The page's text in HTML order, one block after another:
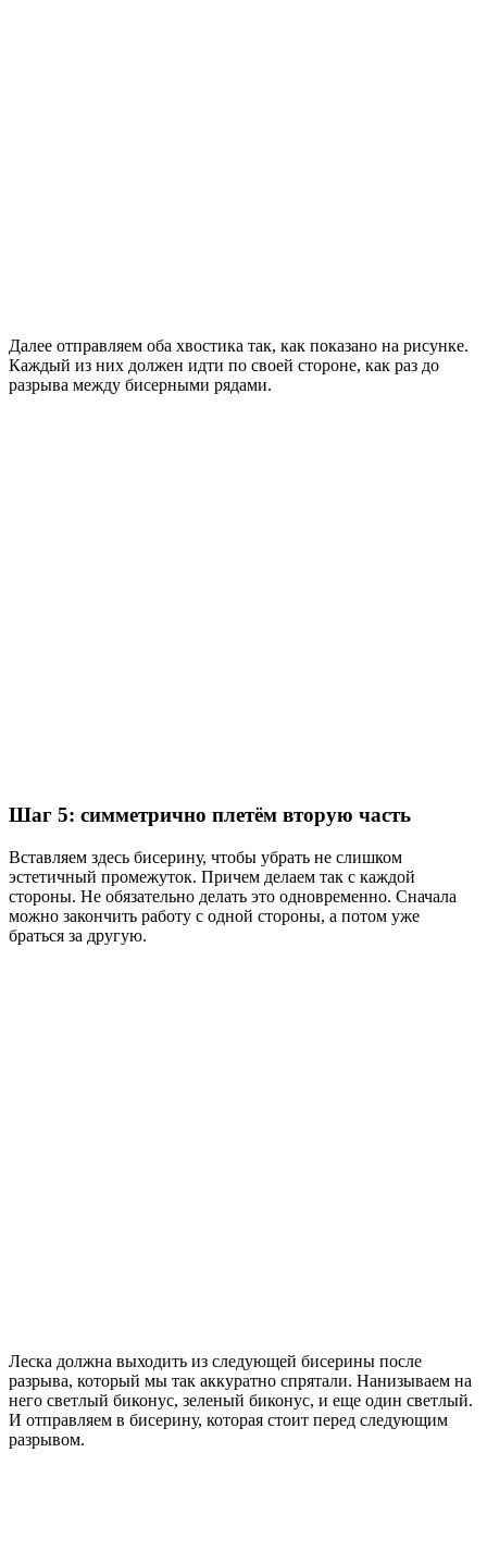
Далее отправляем оба хвостика так, как показано на рисунке.
Каждый из них должен идти по своей стороне, как раз до
разрыва между бисерными рядами.
Шаг 5: симметрично плетём вторую часть
Вставляем здесь бисерину, чтобы убрать не слишком
эстетичный промежуток. Причем делаем так с каждой
стороны. Не обязательно делать это одновременно. Сначала
можно закончить работу с одной стороны, а потом уже
браться за другую.
Леска должна выходить из следующей бисерины после
разрыва, который мы так аккуратно спрятали. Нанизываем на
него светлый биконус, зеленый биконус, и еще один светлый.
И отправляем в бисерину, которая стоит перед следующим
разрывом.